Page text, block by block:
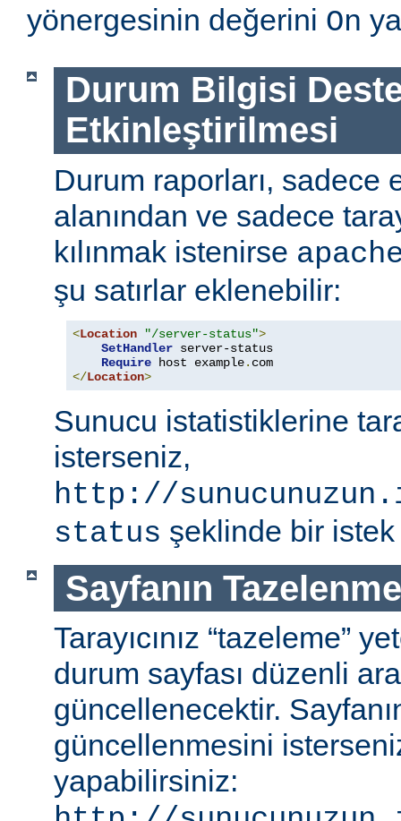
yönergesinin değerini On
Durum Bilgisi
Etkinleştirilmesi
Durum raporları, sadece
alanından ve sadece
kılınmak istenirse
şu satırlar eklenebilir:
<Location "/server-status">
SetHandler server-status
Require host example.
</Location>
Sunucu istatistiklerine
isterseniz,
http://
status şeklinde bir
Sayfanın
Tarayıcınız “tazeleme”
durum sayfası düzenli
güncellenecektir.
güncellenmesini
yapabilirsiniz: